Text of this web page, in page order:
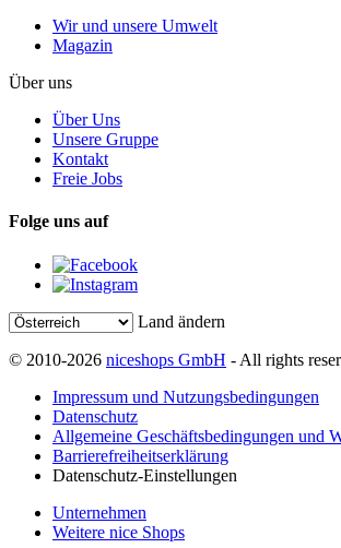
Wir und unsere Umwelt
Magazin
Über uns
Über Uns
Unsere Gruppe
Kontakt
Freie Jobs
Folge uns auf
Land ändern
© 2010-2026 niceshops GmbH - All rights
Impressum und Nutzungsbedingungen
Datenschutz
Allgemeine Geschäftsbedingungen und
Barrierefreiheitserklärung
Datenschutz-Einstellungen
Unternehmen
Weitere nice Shops